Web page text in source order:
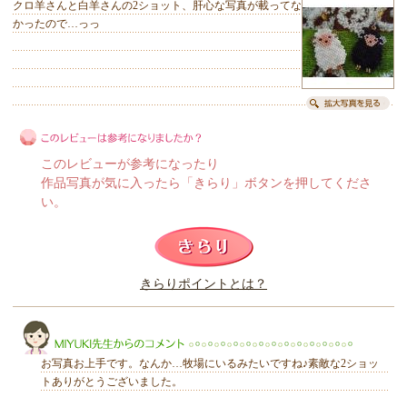
クロ羊さんと白羊さんの2ショット、肝心な写真が載ってな
かったので…っっ
このレビューは参考になりましたか？
このレビューが参考になったり
作品写真が気に入ったら「きらり」ボタンを押してくださ
い。
きらり
きらりポイントとは？
お写真お上手です。なんか…牧場にいるみたいですね♪素敵な2ショッ
トありがとうございました。